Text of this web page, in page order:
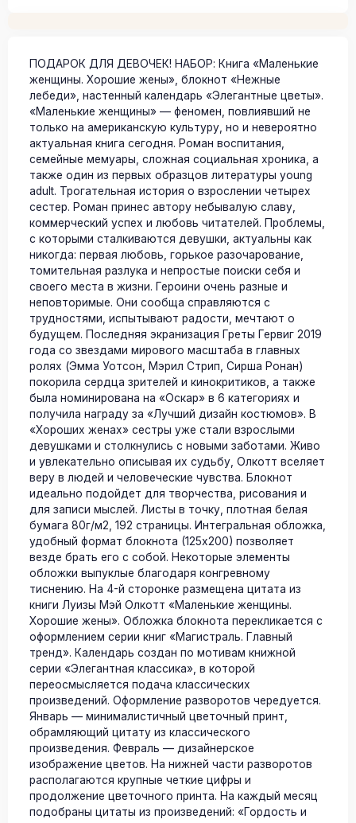
ПОДАРОК ДЛЯ ДЕВОЧЕК! НАБОР: Книга «Маленькие
женщины. Хорошие жены», блокнот «Нежные
лебеди», настенный календарь «Элегантные цветы».
«Маленькие женщины» — феномен, повлиявший не
только на американскую культуру, но и невероятно
актуальная книга сегодня. Роман воспитания,
семейные мемуары, сложная социальная хроника, а
также один из первых образцов литературы young
adult. Трогательная история о взрослении четырех
сестер. Роман принес автору небывалую славу,
коммерческий успех и любовь читателей. Проблемы,
с которыми сталкиваются девушки, актуальны как
никогда: первая любовь, горькое разочарование,
томительная разлука и непростые поиски себя и
своего места в жизни. Героини очень разные и
неповторимые. Они сообща справляются с
трудностями, испытывают радости, мечтают о
будущем. Последняя экранизация Греты Гервиг 2019
года со звездами мирового масштаба в главных
ролях (Эмма Уотсон, Мэрил Стрип, Сирша Ронан)
покорила сердца зрителей и кинокритиков, а также
была номинирована на «Оскар» в 6 категориях и
получила награду за «Лучший дизайн костюмов». В
«Хороших женах» сестры уже стали взрослыми
девушками и столкнулись с новыми заботами. Живо
и увлекательно описывая их судьбу, Олкотт вселяет
веру в людей и человеческие чувства. Блокнот
идеально подойдет для творчества, рисования и
для записи мыслей. Листы в точку, плотная белая
бумага 80г/м2, 192 страницы. Интегральная обложка,
удобный формат блокнота (125х200) позволяет
везде брать его с собой. Некоторые элементы
обложки выпуклые благодаря конгревному
тиснению. На 4-й сторонке размещена цитата из
книги Луизы Мэй Олкотт «Маленькие женщины.
Хорошие жены». Обложка блокнота перекликается с
оформлением серии книг «Магистраль. Главный
тренд». Календарь создан по мотивам книжной
серии «Элегантная классика», в которой
переосмысляется подача классических
произведений. Оформление разворотов чередуется.
Январь — минималистичный цветочный принт,
обрамляющий цитату из классического
произведения. Февраль — дизайнерское
изображение цветов. На нижней части разворотов
располагаются крупные четкие цифры и
продолжение цветочного принта. На каждый месяц
подобраны цитаты из произведений: «Гордость и